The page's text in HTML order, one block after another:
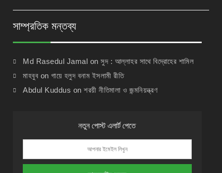
সাম্প্রতিক মন্তব্য
Md Rasedul Jamal onসুদ : আল্লাহর সাথে বিদ্রোহের শামিল
মাহবুব onগায়ে হলুদ বনাম ইসলামী রীতি
Abdul Kuddus onশরয়ী নীতিমালা ও জন্মনিয়ন্ত্রণ
নতুন পোস্ট এলার্ট পেতে